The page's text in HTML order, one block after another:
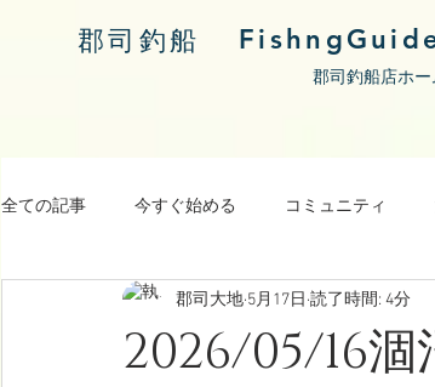
郡司釣船
郡司釣船店ホー
全ての記事 今すぐ始める コミュニティ
涸沼川釣果報告
2026/05/16
郡司大地 5月17日 読了時間: 4分